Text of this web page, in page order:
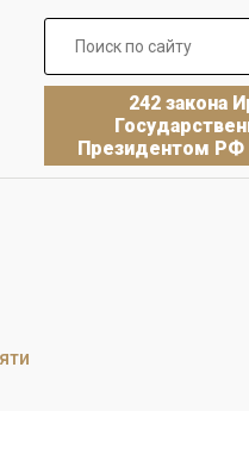
242 закона
Президентом РФ